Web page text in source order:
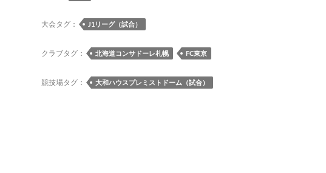
戦
グ
大会タグ： J1リーグ（試合）
クラブタグ： 北海道コンサドーレ札幌 FC東京
競技場タグ： 大和ハウスプレミストドーム（試合）